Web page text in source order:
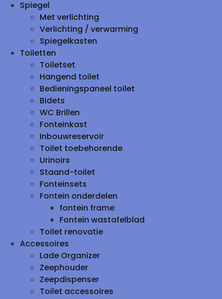
Spiegel
Met verlichting
Verlichting / verwarming
Spiegelkasten
Toiletten
Toiletset
Hangend toilet
Bedieningspaneel toilet
Bidets
WC Brillen
Fonteinkast
Inbouwreservoir
Toilet toebehorende
Urinoirs
Staand-toilet
Fonteinsets
Fontein onderdelen
fontein frame
Fontein wastafelblad
Toilet renovatie
Accessoires
Lade Organizer
Zeephouder
Zeepdispenser
Toilet accessoires